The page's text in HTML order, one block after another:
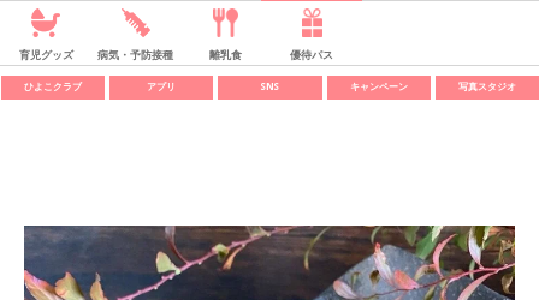
育児グッズ 病気・予防接種 離乳食 優待パス
ひよこクラブ アプリ SNS キャンペーン 写真スタジオ